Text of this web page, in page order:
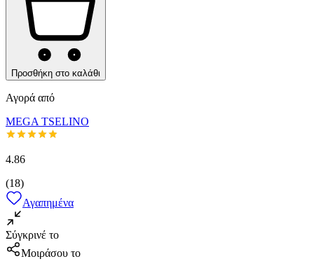
Προσθήκη στο καλάθι
Αγορά από
MEGA TSELINO
4.86
(18)
Αγαπημένα
Σύγκρινέ το
Μοιράσου το